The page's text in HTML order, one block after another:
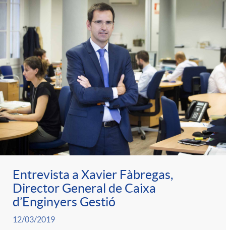
Entrevista a Xavier Fàbregas,
Director General de Caixa
d’Enginyers Gestió
12/03/2019